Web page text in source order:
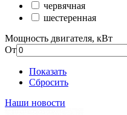
червячная
шестеренная
Мощность двигателя, кВт
От
Показать
Сбросить
Наши новости